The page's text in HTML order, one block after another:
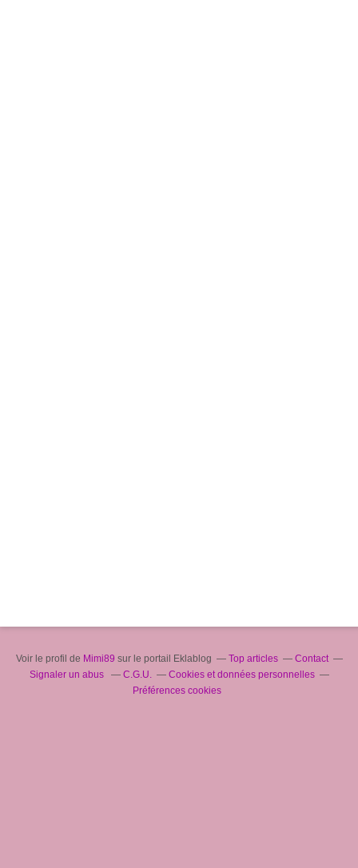
Voir le profil de Mimi89 sur le portail Eklablog Top articles
Contact
Signaler un abus
C.G.U.
Cookies et données personnelles
Préférences cookies